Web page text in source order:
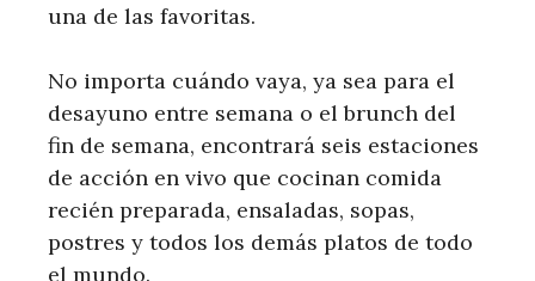
una de las favoritas.
No importa cuándo vaya, ya sea para el
desayuno entre semana o el brunch del
fin de semana, encontrará seis estaciones
de acción en vivo que cocinan comida
recién preparada, ensaladas, sopas,
postres y todos los demás platos de todo
el mundo.